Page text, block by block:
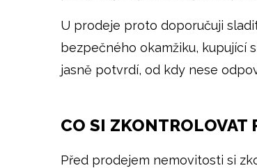
U prodeje proto doporučuji
bezpečného okamžiku, kupující
jasně potvrdí, od kdy nese
CO SI ZKONTROLOVAT
Před prodejem nemovitosti si